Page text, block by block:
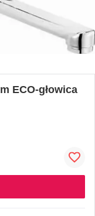
ECO-głowica